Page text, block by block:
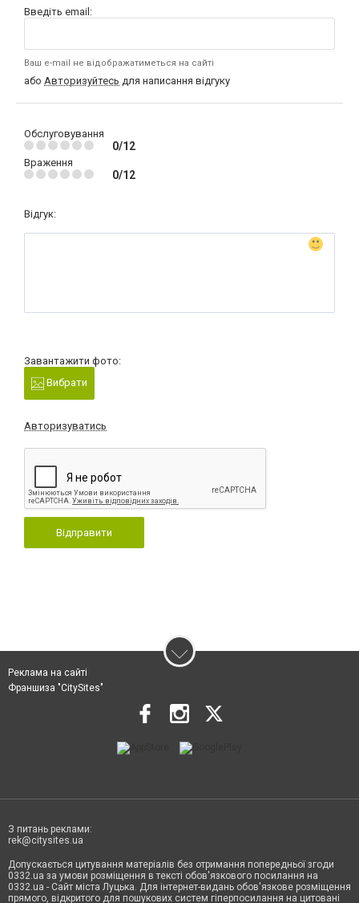
Введіть email:
Ваш e-mail не відображатиметься на сайті
або Авторизуйтесь для написання відгуку
Обслуговування
0/12
Враження
0/12
Відгук:
Завантажити фото:
Вибрати
Авторизуватись
Відправити
Реклама на сайті
Франшиза "CitySites"
З питань реклами:
rek@citysites.ua
Допускається цитування матеріалів без отримання попередньої згоди
0332.ua за умови розміщення в тексті обов'язкового посилання на
0332.ua - Сайт міста Луцька. Для інтернет-видань обов'язкове розміщення
прямого, відкритого для пошукових систем гіперпосилання на цитовані